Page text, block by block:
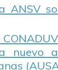
ANSV
nuevo